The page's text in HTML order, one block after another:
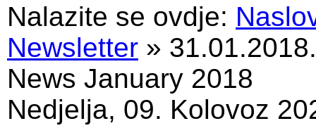
Nalazite se ovdje:
Newsletter »
News January 2018
Nedjelja, 09. Kolovoz